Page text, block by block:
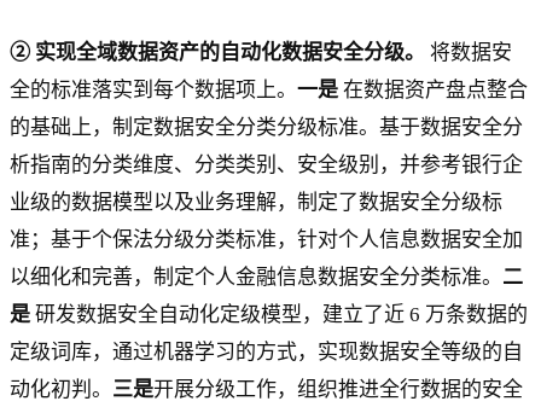
② 实现全域数据资产的自动化数据安全分级。
将数据安
全的标准落实到每个数据项上。 一是在数据资产盘点整合
的基础上，制定数据安全分类分级标准。基于数据安全分
析指南的分类维度、分类类别、安全级别，并参考银行企
业级的数据模型以及业务理解，制定了数据安全分级标
准；基于个保法分级分类标准，针对个人信息数据安全加
以细化和完善，制定个人金融信息数据安全分类标准。 二
是研发数据安全自动化定级模型，建立了近 6 万条数据的
定级词库，通过机器学习的方式，实现数据安全等级的自
动化初判。 三是开展分级工作，组织推进全行数据的安全